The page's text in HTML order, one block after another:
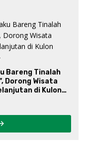
Bareng Tinalah
Dorong Wisata
di Kulon